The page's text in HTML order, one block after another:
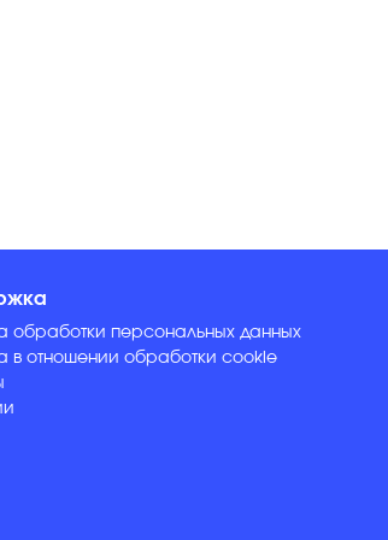
обработки персональных данных
в отношении обработки cookie